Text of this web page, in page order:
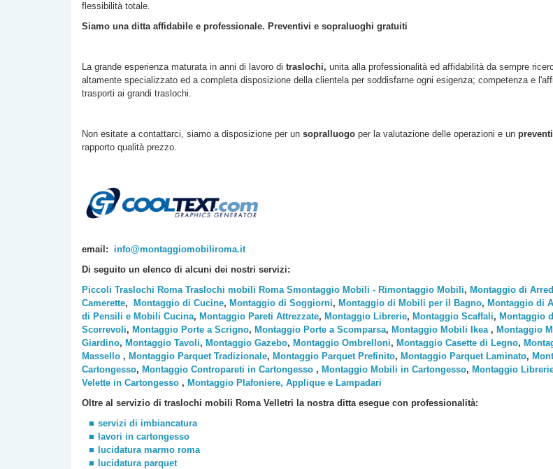
flessibilità totale.
Siamo una ditta affidabile e professionale. Preventivi e sopraluoghi gratuiti
La grande esperienza maturata in anni di lavoro di traslochi, unita alla professionalità ed affidabilità da sempre
altamente specializzato ed a completa disposizione della clientela per soddisfarne ogni esigenza; competenza e
trasporti ai grandi traslochi.
Non esitate a contattarci, siamo a disposizione per un sopralluogo per la valutazione delle operazioni e un
rapporto qualità prezzo.
email: info@montaggiomobiliroma.it
Di seguito un elenco di alcuni dei nostri servizi:
Piccoli Traslochi Roma Traslochi mobili Roma Smontaggio Mobili - Rimontaggio Mobili, Montaggio di
Camerette, Montaggio di Cucine, Montaggio di Soggiorni, Montaggio di Mobili per il Bagno, Montaggio di
di Pensili e Mobili Cucina, Montaggio Pareti Attrezzate, Montaggio Librerie, Montaggio Scaffali, Montaggio
Scorrevoli, Montaggio Porte a Scrigno, Montaggio Porte a Scomparsa, Montaggio Mobili Ikea, Montaggio
Giardino, Montaggio Tavoli, Montaggio Gazebo, Montaggio Ombrelloni, Montaggio Casette di Legno,
Massello , Montaggio Parquet Tradizionale, Montaggio Parquet Prefinito, Montaggio Parquet Laminato,
Cartongesso, Montaggio Contropareti in Cartongesso , Montaggio Mobili in Cartongesso, Montaggio
Velette in Cartongesso , Montaggio Plafoniere, Applique e Lampadari
Oltre al servizio di traslochi mobili Roma Velletri la nostra ditta esegue con professionalità:
servizi di imbiancatura
lavori in cartongesso
lucidatura marmo roma
lucidatura parquet